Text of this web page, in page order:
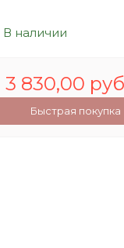
В наличии
3 830,00
Быстрая покупка